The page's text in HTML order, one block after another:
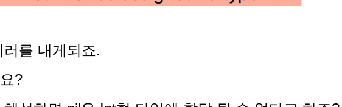
러를 내게되죠.
?